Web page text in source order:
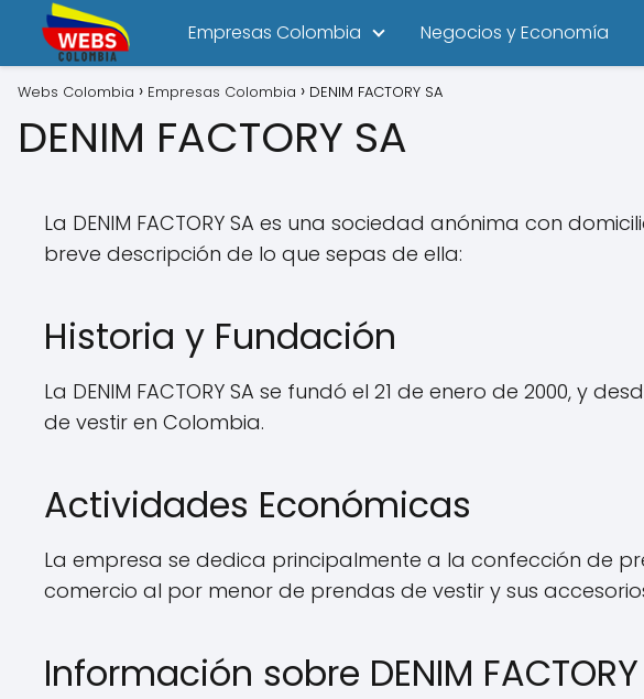
Empresas Colombia Negocios y Economía
Webs Colombia Empresas Colombia DENIM FACTORY SA
DENIM FACTORY SA
La DENIM FACTORY SA es una sociedad anónima con
breve descripción de lo que sepas de ella:
Historia y Fundación
La DENIM FACTORY SA se fundó el 21 de enero de 2000,
de vestir en Colombia.
Actividades Económicas
La empresa se dedica principalmente a la confección de
comercio al por menor de prendas de vestir y sus
Información sobre DENIM